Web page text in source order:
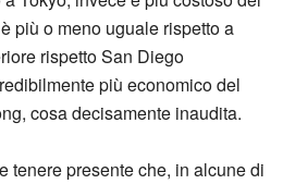
più o meno uguale rispetto a
rispetto San Diego
più economico del
cosa decisamente inaudita.
tenere presente che, in alcune di